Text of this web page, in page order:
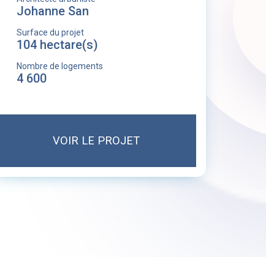
Johanne San
Surface du projet
104 hectare(s)
Nombre de logements
4 600
VOIR LE PROJET